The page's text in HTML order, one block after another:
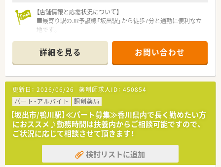
■愛媛県を中心に四国・中国エリアに228店舗展開しておりま
す。
現在約3割が調剤取扱店舗です。
ります。
誰もが安心して働ける職場づくりを目指しています。
■地域のお客様と共に取り組む地域支援・社会貢献活動も活発に
行っております。
＜こんな方にもオススメ＞
■週末はプライベートの時間を充実させたい方
■総合門前で知識を深めたい方
■大手で経営の安定した法人で働きたい方
等々…
少しでも気になった方はお問い合わせくださいませ
【店舗情報と応需状況について】
■最寄り駅のJR予讃線「坂出駅」から徒歩7分と通勤に便利な立
地です。
需します。
■薬剤師は正社員3名、事務員も3名在籍しており、安心して働け
る体制です。
【勤務実態について】
■月の平均残業時間は7時間程度と少なく、1分単位で手当が支
給されます。
■有給休暇は入社時に3日、さらに6ヶ月後には7日間が付与され
る制度です。
■育児短時間勤務は小学校3年生まで利用可能で、育休取得率は
100%です。
【職場環境と雰囲気】
■ドクターとの関係性も良好で、情報共有など連携が取りやすい
詳細を見る お問い合わせ
更新日： 2026/06/26 薬剤師求人ID： 450854
パート・アルバイト
調剤薬局
【坂出市/鴨川駅】≪パート募集≫香川県内で長く勤めたい方
におススメ♪勤務時間は扶養内からご相談可能ですので、
ご状況に応じて相談させて頂きます！
検討リストに追加